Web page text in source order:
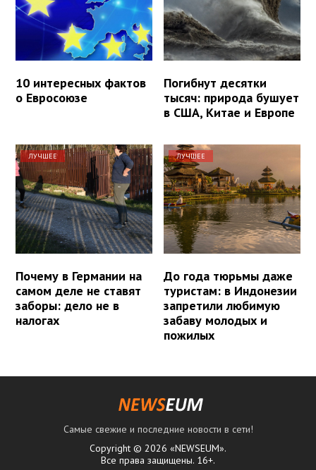
10 интересных фактов
о Евросоюзе
Погибнут десятки
тысяч: природа бушует
в США, Китае и Европе
ЛУЧШЕЕ
Почему в Германии на
самом деле не ставят
заборы: дело не в
налогах
ЛУЧШЕЕ
До года тюрьмы даже
туристам: в Индонезии
запретили любимую
забаву молодых и
пожилых
Самые свежие и последние новости в сети!
Copyright © 2026 «NEWSEUM».
Все права защищены. 16+.